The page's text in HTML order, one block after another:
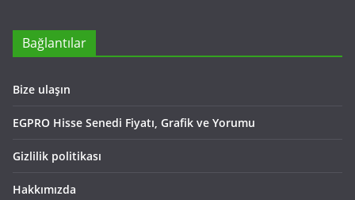
Bağlantılar
Bize ulaşın
EGPRO Hisse Senedi Fiyatı, Grafik ve Yorumu
Gizlilik politikası
Hakkımızda